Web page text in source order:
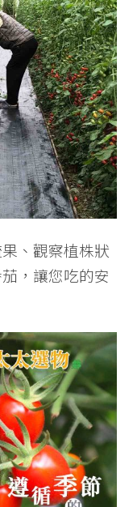
、觀察植株狀
，讓您吃的安